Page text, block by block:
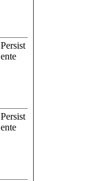
Persist
ente
Persist
ente